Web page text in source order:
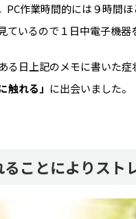
PC作業時間的には９時間
ているので１日中電子機
る日上記のメモに書いた
触れる」 に出会いました。
ことによりスト